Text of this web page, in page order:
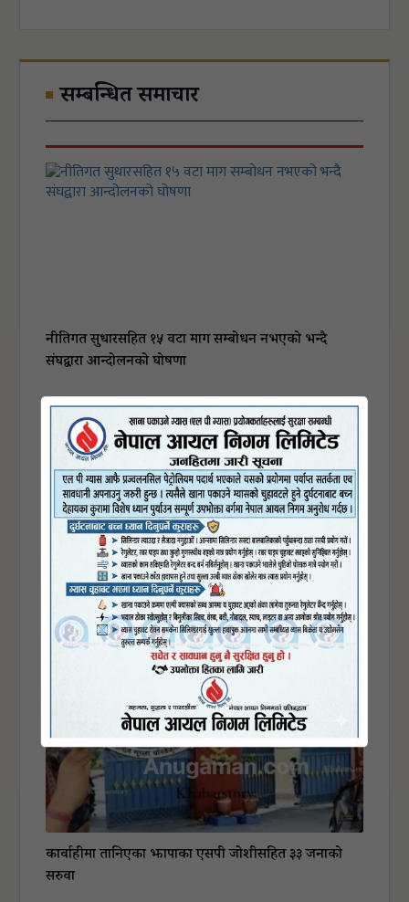
सम्बन्धित समाचार
नीतिगत सुधारसहित १५ वटा माग सम्बोधन नभएको भन्दै
संघद्वारा आन्दोलनको घोषणा
`विद्युत महसुलमा छुट दियो, सिँचाइ तथा खानेपानी महसुलमै १३
प्रतिशत भ्याट लगायो´
कार्वाहीमा तानिएका झापाका एसपी जोशीसहित ३३ जनाको
सरुवा